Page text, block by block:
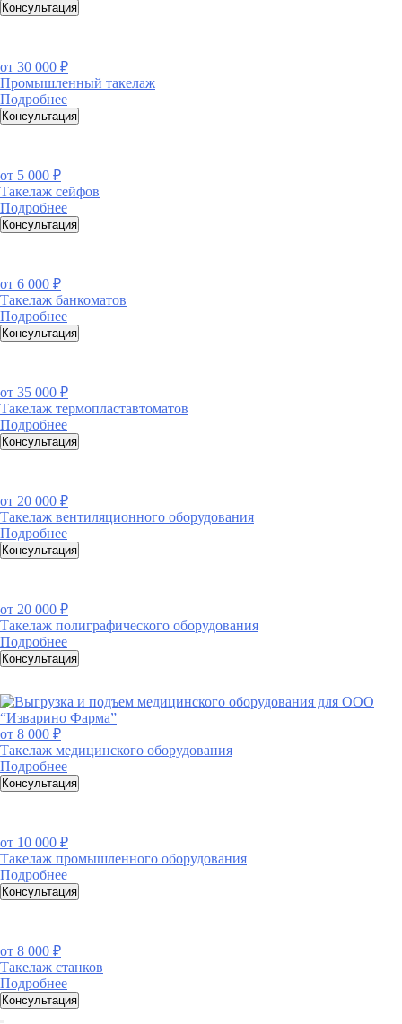
Консультация
от 30 000 ₽
Промышленный такелаж
Подробнее
Консультация
от 5 000 ₽
Такелаж сейфов
Подробнее
Консультация
от 6 000 ₽
Такелаж банкоматов
Подробнее
Консультация
от 35 000 ₽
Такелаж термопластавтоматов
Подробнее
Консультация
от 20 000 ₽
Такелаж вентиляционного оборудования
Подробнее
Консультация
от 20 000 ₽
Такелаж полиграфического оборудования
Подробнее
Консультация
от 8 000 ₽
Такелаж медицинского оборудования
Подробнее
Консультация
от 10 000 ₽
Такелаж промышленного оборудования
Подробнее
Консультация
от 8 000 ₽
Такелаж станков
Подробнее
Консультация